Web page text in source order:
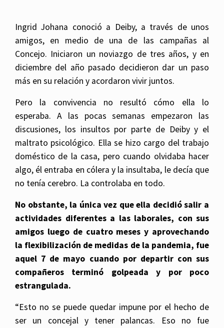
Ingrid Johana conoció a Deiby, a través de unos
amigos, en medio de una de las campañas al
Concejo. Iniciaron un noviazgo de tres años, y en
diciembre del año pasado decidieron dar un paso
más en su relación y acordaron vivir juntos.
Pero la convivencia no resultó cómo ella lo
esperaba. A las pocas semanas empezaron las
discusiones, los insultos por parte de Deiby y el
maltrato psicológico. Ella se hizo cargo del trabajo
doméstico de la casa, pero cuando olvidaba hacer
algo, él entraba en cólera y la insultaba, le decía que
no tenía cerebro. La controlaba en todo.
No obstante, la única vez que ella decidió salir a
actividades diferentes a las laborales, con sus
amigos luego de cuatro meses y aprovechando
la flexibilización de medidas de la pandemia, fue
aquel 7 de mayo cuando por departir con sus
compañeros terminó golpeada y por poco
estrangulada.
“Esto no se puede quedar impune por el hecho de
ser un concejal y tener palancas. Eso no fue